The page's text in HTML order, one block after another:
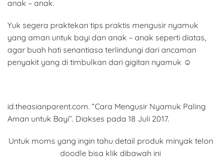
anak – anak.
Yuk segera praktekan tips praktis mengusir nyamuk
yang aman untuk bayi dan anak – anak seperti diatas,
agar buah hati senantiasa terlindungi dari ancaman
penyakit yang di timbulkan dari gigitan nyamuk ☺
id.theasianparent.com. “Cara Mengusir Nyamuk Paling
Aman untuk Bayi”. Diakses pada 18 Juli 2017.
Untuk moms yang ingin tahu detail produk minyak telon
doodle bisa klik dibawah ini